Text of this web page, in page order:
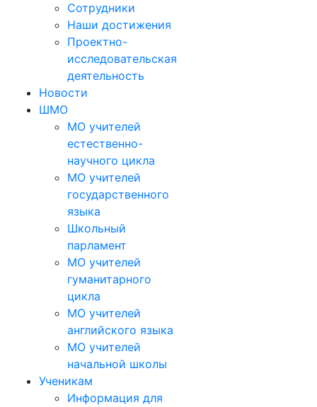
Сотрудники
Наши достижения
Проектно-
исследовательская
деятельность
Новости
ШМО
МО учителей
естественно-
научного цикла
МО учителей
государственного
языка
Школьный
парламент
МО учителей
гуманитарного
цикла
МО учителей
английского языка
МО учителей
начальной школы
Ученикам
Информация для